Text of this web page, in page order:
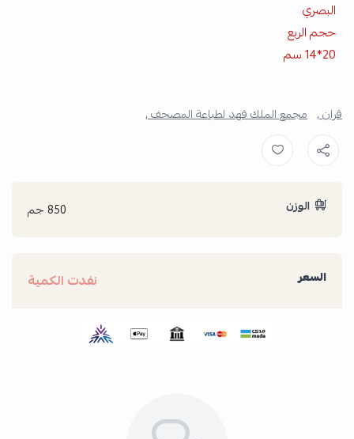
البصري
حجم الربع
20*14 سم
قران , مجمع الملك فهد لطباعة المصحف ,
الوزن 850 جم
السعر نفدت الكمية